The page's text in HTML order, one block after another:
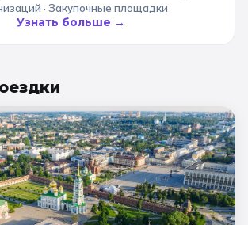
· Закупочные площадки
Узнать больше →